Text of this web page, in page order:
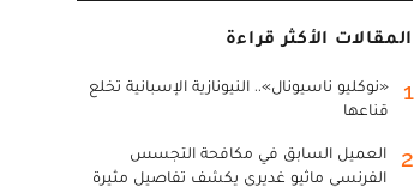
المقالات الأكثر قراءة
1
«نوكليو ناسيونال».. النيونازية الإسبانية تخلع
قناعها
2
العميل السابق في مكافحة التجسس
الفرنسي ماثيو غديري يكشف تفاصيل مثيرة